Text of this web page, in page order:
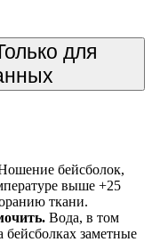
для
бейсболок,
выше +25
ткани.
Вода, в том
бейсболках заметные